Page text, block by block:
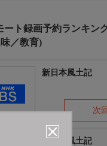
ート録画予約ランキン
／教育)
新日本風土記
次
新日本風土記